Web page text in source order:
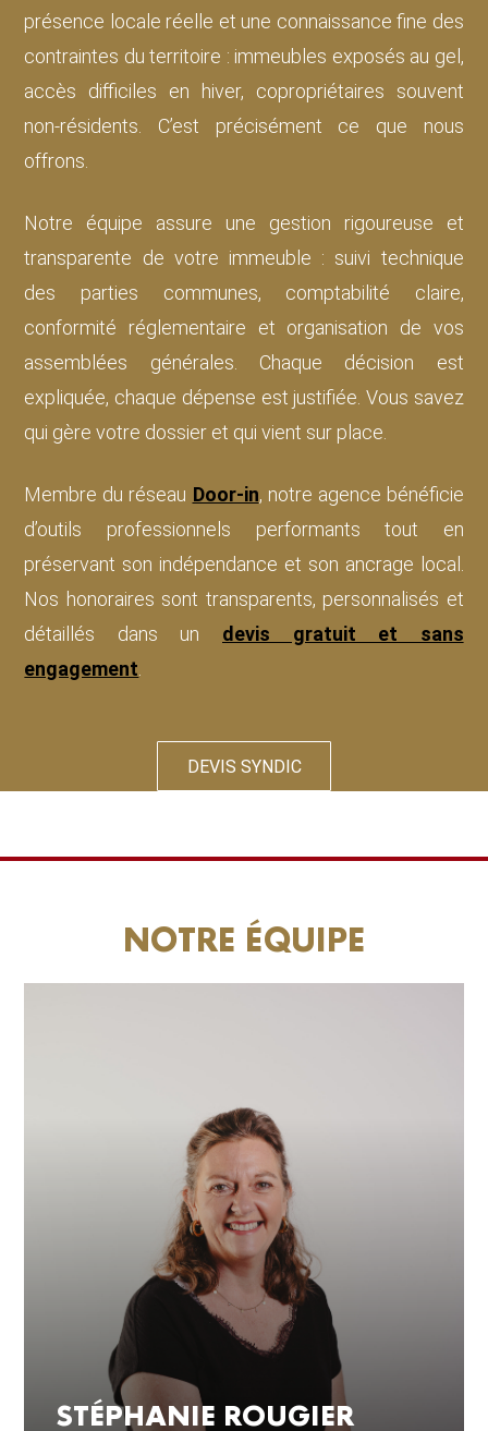
présence locale réelle et une connaissance fine des
contraintes du territoire : immeubles exposés au gel,
accès difficiles en hiver, copropriétaires souvent
non-résidents. C’est précisément ce que nous
offrons.
Notre équipe assure une gestion rigoureuse et
transparente de votre immeuble : suivi technique
des parties communes, comptabilité claire,
conformité réglementaire et organisation de vos
assemblées générales. Chaque décision est
expliquée, chaque dépense est justifiée. Vous savez
qui gère votre dossier et qui vient sur place.
Membre du réseau Door-in, notre agence bénéficie
d’outils professionnels performants tout en
préservant son indépendance et son ancrage local.
Nos honoraires sont transparents, personnalisés et
détaillés dans un devis gratuit et sans
engagement
DEVIS SYNDIC
NOTRE ÉQUIPE
STÉPHANIE ROUGIER